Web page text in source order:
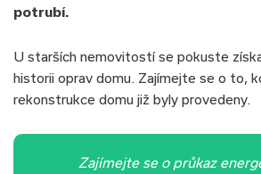
potrubí.
U starších nemovitostí se pokuste
historii oprav domu. Zajímejte se o to,
rekonstrukce domu již byly provedeny.
Zajímejte se o průkaz